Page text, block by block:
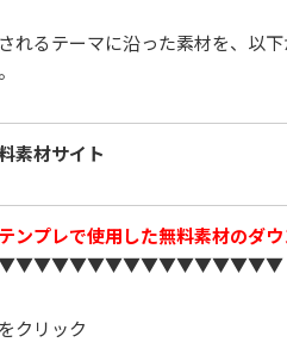
れるテーマに沿った素材を、以
素材サイト
ンプレで使用した無料素材のダ
クリック